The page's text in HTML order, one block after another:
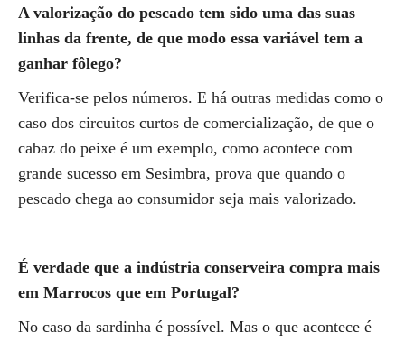
A valorização do pescado tem sido uma das suas
linhas da frente, de que modo essa variável tem a
ganhar fôlego?
Verifica-se pelos números. E há outras medidas como o
caso dos circuitos curtos de comercialização, de que o
cabaz do peixe é um exemplo, como acontece com
grande sucesso em Sesimbra, prova que quando o
pescado chega ao consumidor seja mais valorizado.
É verdade que a indústria conserveira compra mais
em Marrocos que em Portugal?
No caso da sardinha é possível. Mas o que acontece é